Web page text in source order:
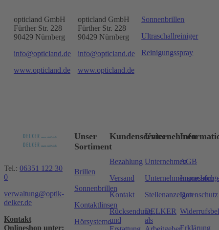
opticland GmbH
Fürther Str. 228
90429 Nürnberg
info@opticland.de
www.opticland.de
opticland GmbH
Fürther Str. 228
90429 Nürnberg
info@opticland.de
www.opticland.de
Sonnenbrillen
Ultraschallreiniger
Reinigungsspray
Tel.: 06351 122 30
0
verwaltung@optik-
delker.de
Kontakt
Onlineshop unter:
Unser
Sortiment
Brillen
Sonnenbrillen
Kontaktlinsen
Hörsysteme
Kundenservice
Bezahlung
Versand
Kontakt
Rücksendung
und
Unternehmen
Unternehmen
Stellenanzeigen
DELKER
als
AGB
Impressum
Datenschutz
Erklärung